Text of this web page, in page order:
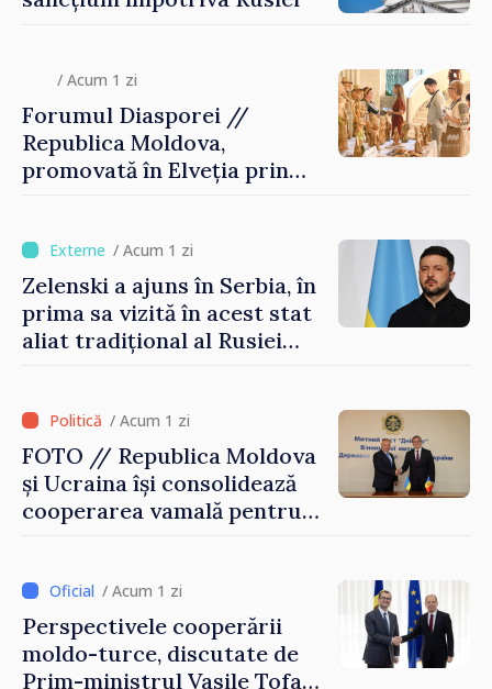
/ Acum 1 zi
Forumul Diasporei //
Republica Moldova,
promovată în Elveția prin
/ Acum 1 zi
Zelenski a ajuns în Serbia, în
prima sa vizită în acest stat
aliat tradițional al Rusiei
/ Acum 1 zi
FOTO // Republica Moldova
și Ucraina își consolidează
cooperarea vamală pentru
Reuniune la Moghiliov-
Podolsk
/ Acum 1 zi
Perspectivele cooperării
moldo-turce, discutate de
Prim-ministrul Vasile Tofan